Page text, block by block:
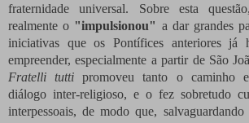
fraternidade universal. Sobre esta
realmente o "impulsionou" a dar grandes
iniciativas que os Pontífices anteriores já
empreender, especialmente a partir de São
Fratelli tutti promoveu tanto o caminho
diálogo inter-religioso, e o fez sobretudo
interpessoais, de modo que,